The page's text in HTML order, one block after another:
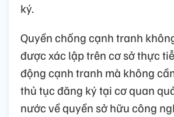
ký.
Quyền chống cạnh tranh
được xác lập trên cơ sở thực
động cạnh tranh mà không
thủ tục đăng ký tại cơ quan
nước về quyền sở hữu công